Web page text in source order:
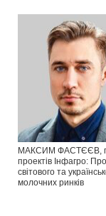
МАКСИМ ФАСТЄЄВ,
проектів Інфагро:
світового та
молочних ринків